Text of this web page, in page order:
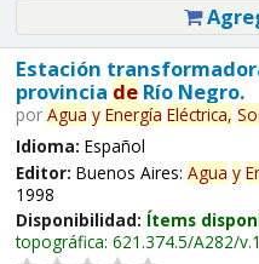
Estación
provincia deRío Negro.
por Agua y Energía Eléctrica,
Idioma: Español
Editor: Buenos Aires: Agua y
1998
Disponibilidad: Ítems
topográfica: 621.374.5/A282/